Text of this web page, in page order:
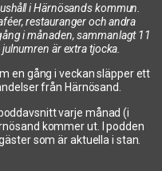
i Härnösands kommun.
restauranger och andra
i månaden, sammanlagt 11
är extra tjocka.
en gång i veckan släpper ett
från Härnösand.
varje månad (i
kommer ut. I podden
som är aktuella i stan.